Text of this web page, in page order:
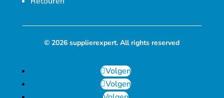
© 2026 supplierexpert. All rights reserved
Volgen
Volgen